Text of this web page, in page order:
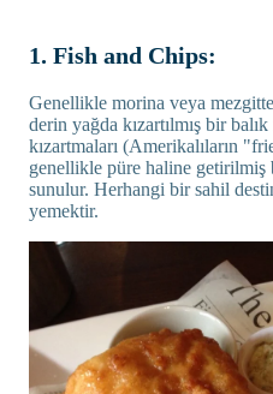
1. Fish and Chips:
Genellikle morina veya
derin yağda kızartılmış bir
kızartmaları (Amerikalıların
genellikle püre haline getirilmiş
sunulur. Herhangi bir sahil
yemektir.